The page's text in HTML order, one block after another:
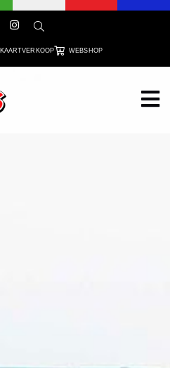
KAARTVERKOOP WEBSHOP